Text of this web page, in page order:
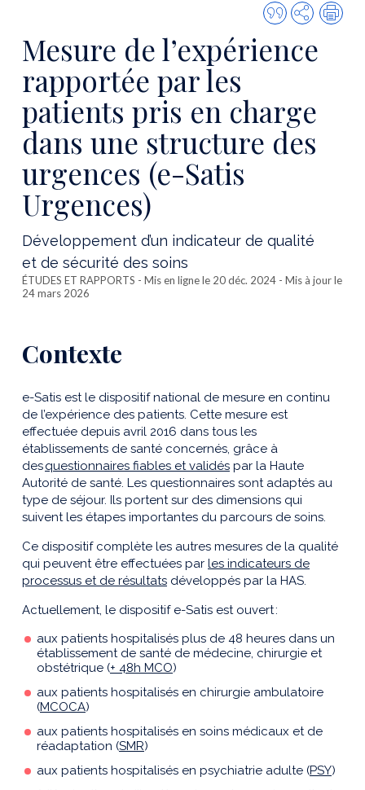
Citer
cette
publication
Partager
Mesure de l’expérience
rapportée par les
patients pris en charge
dans une structure des
urgences (e-Satis
Urgences)
Développement d’un indicateur de qualité
et de sécurité des soins
ÉTUDES ET RAPPORTS - Mis en ligne le 20 déc. 2024 - Mis à jour le
24 mars 2026
Contexte
e-Satis est le dispositif national de mesure en continu
de l’expérience des patients. Cette mesure est
effectuée depuis avril 2016 dans tous les
établissements de santé concernés, grâce à
desquestionnaires fiables et validés par la Haute
Autorité de santé. Les questionnaires sont adaptés au
type de séjour. Ils portent sur des dimensions qui
suivent les étapes importantes du parcours de soins.
Ce dispositif complète les autres mesures de la qualité
qui peuvent être effectuées par les indicateurs de
processus et de résultats développés par la HAS.
Actuellement, le dispositif e-Satis est ouvert :
aux patients hospitalisés plus de 48 heures dans un
établissement de santé de médecine, chirurgie et
obstétrique (+ 48h MCO)
aux patients hospitalisés en chirurgie ambulatoire
(MCOCA)
aux patients hospitalisés en soins médicaux et de
réadaptation (SMR)
aux patients hospitalisés en psychiatrie adulte (PSY)